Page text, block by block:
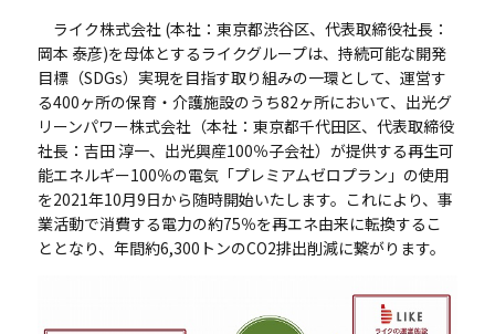
ライク株式会社 (本社：東京都渋谷区、代表取締役社長：
岡本 泰彦)を母体とするライクグループは、持続可能な開発
目標（SDGs）実現を目指す取り組みの一環として、運営す
る400ヶ所の保育・介護施設のうち82ヶ所において、出光グ
リーンパワー株式会社（本社：東京都千代田区、代表取締役
社長：吉田 淳一、出光興産100％子会社）が提供する再生可
能エネルギー100％の電気「プレミアムゼロプラン」の使用
を2021年10月9日から随時開始いたします。これにより、事
業活動で消費する電力の約75％を再エネ由来に転換するこ
ととなり、年間約6,300トンのCO2排出削減に繋がります。